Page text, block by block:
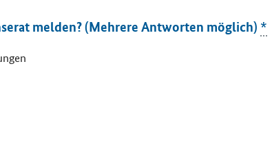
melden? (Mehrere Antworten möglich) *